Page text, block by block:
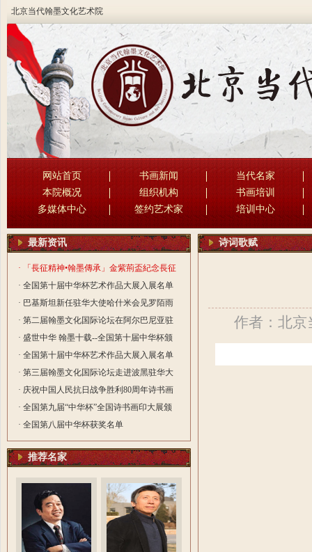
北京当代翰墨文化艺术院
网站首页 书画新闻
当代名家
本院概况
组织机构
书画培训
多媒体中心
签约艺术家 培训中心
最新资讯
· 「長征精神•翰墨傳承」金紫荊盃紀念長征
勝利90周年書法國際大賽活動
· 全国第十届中华杯艺术作品大展入展名单
· 巴基斯坦新任驻华大使哈什米会见罗陌雨
院长
· 第二届翰墨文化国际论坛在阿尔巴尼亚驻
华大使馆隆重举行
· 盛世中华 翰墨十载--全国第十届中华杯颁
奖典礼在深圳圆满落幕
· 全国第十届中华杯艺术作品大展入展名单
· 第三届翰墨文化国际论坛走进波黑驻华大
使馆 笔墨传情绘就中波文化交融新篇
· 庆祝中国人民抗日战争胜利80周年诗书画
印大展颁奖典在北京礼隆重举行
· 全国第九届“中华杯”全国诗书画印大展颁
奖典礼在杭州举行
· 全国第八届中华杯获奖名单
推荐名家
诗词歌赋
作者：北